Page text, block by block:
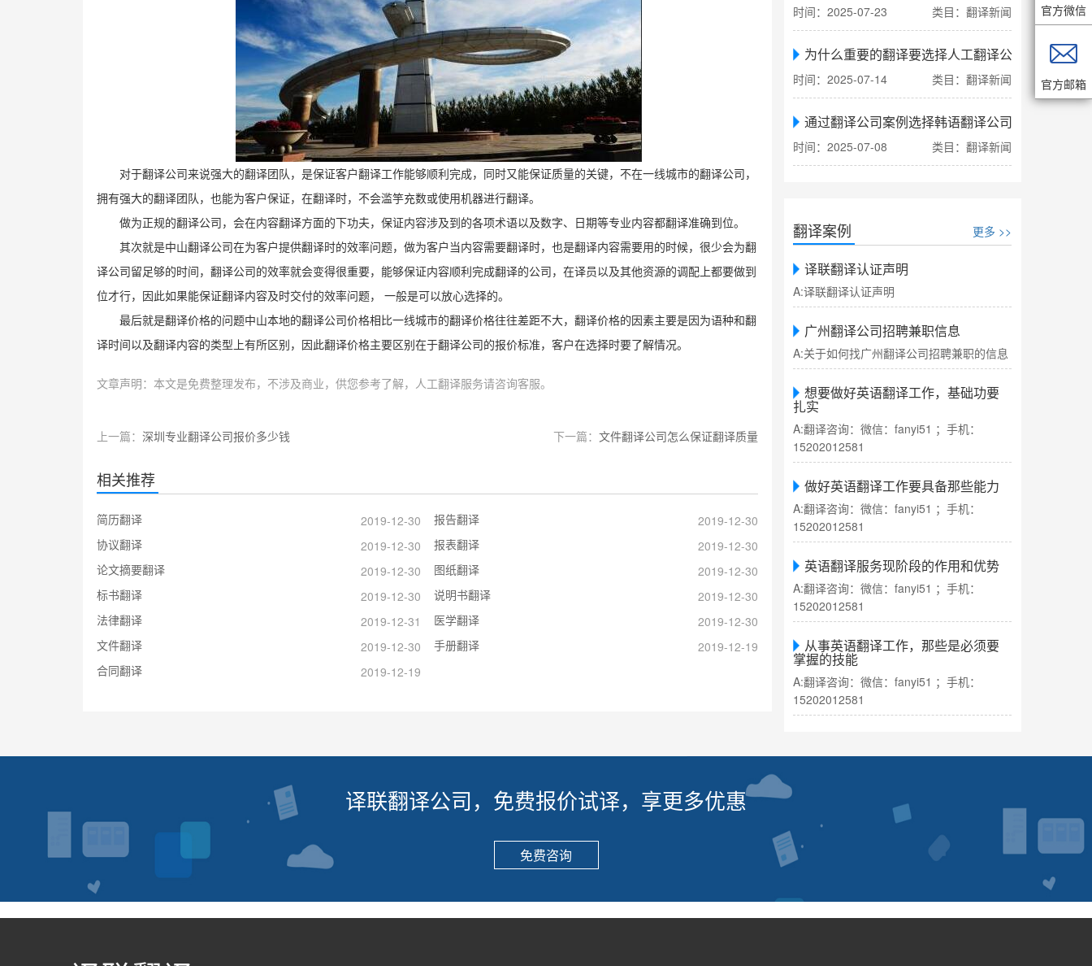
对于翻译公司来说强大的翻译团队，是保证客户翻译工作能够顺利完成，同时又能保证质量的关键，不在一线城市的翻译公司，
拥有强大的翻译团队，也能为客户保证，在翻译时，不会滥竽充数或使用机器进行翻译。
做为正规的翻译公司，会在内容翻译方面的下功夫，保证内容涉及到的各项术语以及数字、日期等专业内容都翻译准确到位。
其次就是中山翻译公司在为客户提供翻译时的效率问题，做为客户当内容需要翻译时，也是翻译内容需要用的时候，很少会为翻
译公司留足够的时间，翻译公司的效率就会变得很重要，能够保证内容顺利完成翻译的公司，在译员以及其他资源的调配上都要做到
位才行，因此如果能保证翻译内容及时交付的效率问题，
一般是可以放心选择的。
最后就是翻译价格的问题中山本地的翻译公司价格相比一线城市的翻译价格往往差距不大，翻译价格的因素主要是因为语种和翻
译时间以及翻译内容的类型上有所区别，因此翻译价格主要区别在于翻译公司的报价标准，客户在选择时要了解情况。
文章声明：本文是免费整理发布，不涉及商业，供您参考了解，人工翻译服务请咨询客服。
上一篇： 深圳专业翻译公司报价多少钱 下一篇： 文件翻译公司怎么保证翻译质量
相关推荐
简历翻译 2019-12-30 报告翻译
2019-12-30
协议翻译
2019-12-30 报表翻译
2019-12-30
论文摘要翻译
2019-12-30 图纸翻译
2019-12-30
标书翻译
2019-12-30 说明书翻译
2019-12-30
法律翻译
2019-12-31 医学翻译
2019-12-30
文件翻译
2019-12-30 手册翻译
2019-12-19
合同翻译
2019-12-19
时间：2025-07-23 类目：翻译新闻
为什么重要的翻译要选择人工翻译公司
时间：2025-07-14 类目：翻译新闻
通过翻译公司案例选择韩语翻译公司
时间：2025-07-08 类目：翻译新闻
翻译案例 更多 >>
译联翻译认证声明
A:译联翻译认证声明
广州翻译公司招聘兼职信息
A:关于如何找广州翻译公司招聘兼职的信息
想要做好英语翻译工作，基础功要
扎实
A:翻译咨询：微信：fanyi51 ；手机：
15202012581
做好英语翻译工作要具备那些能力
A:翻译咨询：微信：fanyi51 ；手机：
15202012581
英语翻译服务现阶段的作用和优势
A:翻译咨询：微信：fanyi51 ；手机：
15202012581
从事英语翻译工作，那些是必须要
掌握的技能
A:翻译咨询：微信：fanyi51 ；手机：
15202012581
译联翻译公司，免费报价试译，享更多优惠
免费咨询
官方微信

官方邮箱